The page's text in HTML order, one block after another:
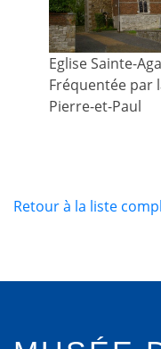
Eglise Sainte-
Fréquentée par
Pierre-et-Paul
Retour à la liste